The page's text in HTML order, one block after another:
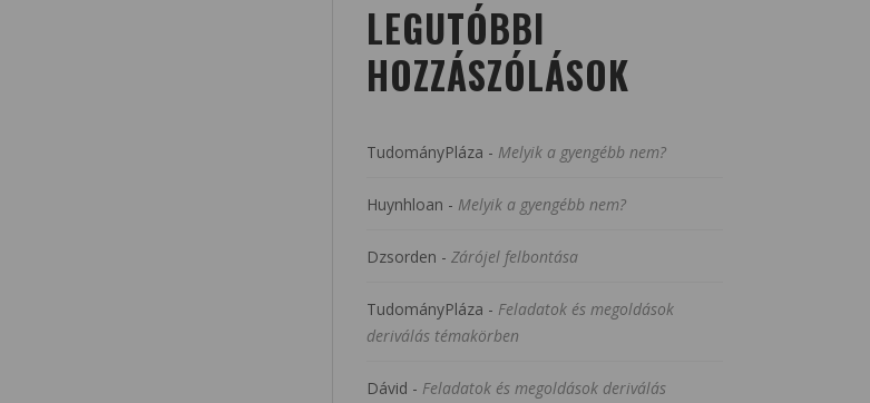
LEGUTÓBBI
HOZZÁSZÓLÁSOK
TudományPláza - Melyik a gyengébb nem?
Huynhloan - Melyik a gyengébb nem?
Dzsorden - Zárójel felbontása
TudományPláza - Feladatok és megoldások
deriválás témakörben
Dávid - Feladatok és megoldások deriválás